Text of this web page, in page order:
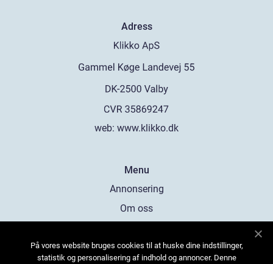
Adress
web: www.klikko.dk
Menu
Annonsering
Om oss
Kontakta oss
På vores website bruges cookies til at huske dine indstillinger,
statistik og personalisering af indhold og annoncer. Denne